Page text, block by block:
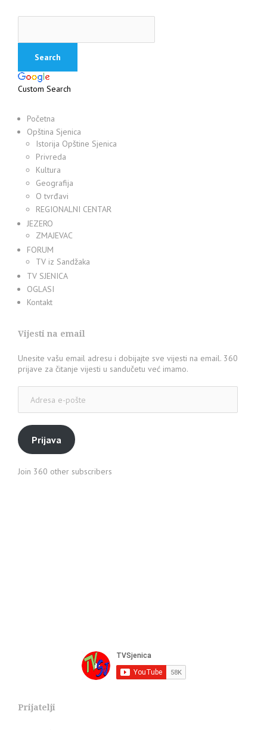
Custom Search
Početna
Opština Sjenica
Istorija Opštine Sjenica
Privreda
Kultura
Geografija
O tvrđavi
REGIONALNI CENTAR
JEZERO
ZMAJEVAC
FORUM
TV iz Sandžaka
TV SJENICA
OGLASI
Kontakt
Vijesti na email
Unesite vašu email adresu i dobijajte sve vijesti na email. 360
prijave za čitanje vijesti u sandučetu već imamo.
pošte
Prijava
Join 360 other subscribers
Prijatelji